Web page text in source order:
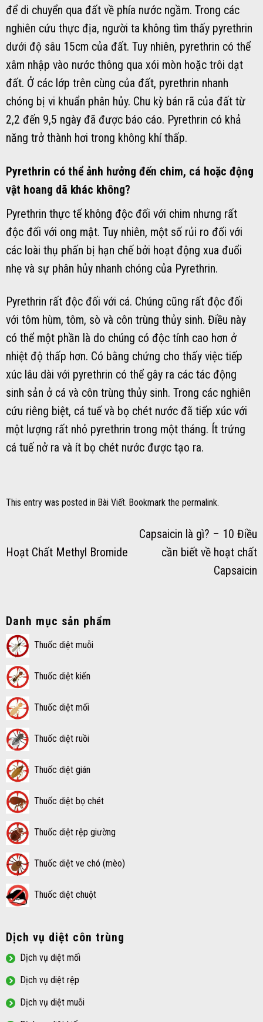
để di chuyển qua đất về phía nước ngầm. Trong các
nghiên cứu thực địa, người ta không tìm thấy pyrethrin
dưới độ sâu 15cm của đất. Tuy nhiên, pyrethrin có thể
xâm nhập vào nước thông qua xói mòn hoặc trôi dạt
đất. Ở các lớp trên cùng của đất, pyrethrin nhanh
chóng bị vi khuẩn phân hủy. Chu kỳ bán rã của đất từ ​​
2,2 đến 9,5 ngày đã được báo cáo. Pyrethrin có khả
năng trở thành hơi trong không khí thấp.
Pyrethrin có thể ảnh hưởng đến chim, cá hoặc động
vật hoang dã khác không?
Pyrethrin thực tế không độc đối với chim nhưng rất
độc đối với ong mật. Tuy nhiên, một số rủi ro đối với
các loài thụ phấn bị hạn chế bởi hoạt động xua đuổi
nhẹ và sự phân hủy nhanh chóng của Pyrethrin.
Pyrethrin rất độc đối với cá. Chúng cũng rất độc đối
với tôm hùm, tôm, sò và côn trùng thủy sinh. Điều này
có thể một phần là do chúng có độc tính cao hơn ở
nhiệt độ thấp hơn. Có bằng chứng cho thấy việc tiếp
xúc lâu dài với pyrethrin có thể gây ra các tác động
sinh sản ở cá và côn trùng thủy sinh. Trong các nghiên
cứu riêng biệt, cá tuế và bọ chét nước đã tiếp xúc với
một lượng rất nhỏ pyrethrin trong một tháng. Ít trứng
cá tuế nở ra và ít bọ chét nước được tạo ra.
This entry was posted in Bài Viết. Bookmark the permalink.
Hoạt Chất Methyl Bromide
Capsaicin là gì? – 10 Điều
cần biết về hoạt chất
Capsaicin
Danh mục sản phẩm
Thuốc diệt muỗi
Thuốc diệt kiến
Thuốc diệt mối
Thuốc diệt ruồi
Thuốc diệt gián
Thuốc diệt bọ chét
Thuốc diệt rệp giường
Thuốc diệt ve chó (mèo)
Thuốc diệt chuột
Dịch vụ diệt côn trùng
Dịch vụ diệt mối
Dịch vụ diệt rệp
Dịch vụ diệt muỗi